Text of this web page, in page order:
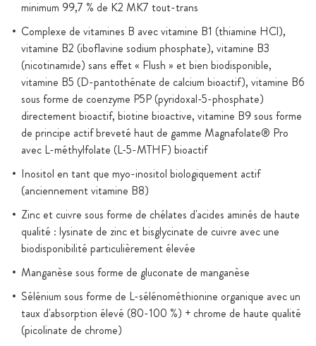
minimum 99,7 % de K2 MK7 tout-trans
Complexe de vitamines B avec vitamine B1 (thiamine HCl),
vitamine B2 (iboflavine sodium phosphate), vitamine B3
(nicotinamide) sans effet « Flush » et bien biodisponible,
vitamine B5 (D-pantothénate de calcium bioactif), vitamine B6
sous forme de coenzyme P5P (pyridoxal-5-phosphate)
directement bioactif, biotine bioactive, vitamine B9 sous forme
de principe actif breveté haut de gamme Magnafolate® Pro
avec L-méthylfolate (L-5-MTHF) bioactif
Inositol en tant que myo-inositol biologiquement actif
(anciennement vitamine B8)
Zinc et cuivre sous forme de chélates d'acides aminés de haute
qualité : lysinate de zinc et bisglycinate de cuivre avec une
biodisponibilité particulièrement élevée
Manganèse sous forme de gluconate de manganèse
Sélénium sous forme de L-sélénométhionine organique avec un
taux d'absorption élevé (80-100 %) + chrome de haute qualité
(picolinate de chrome)